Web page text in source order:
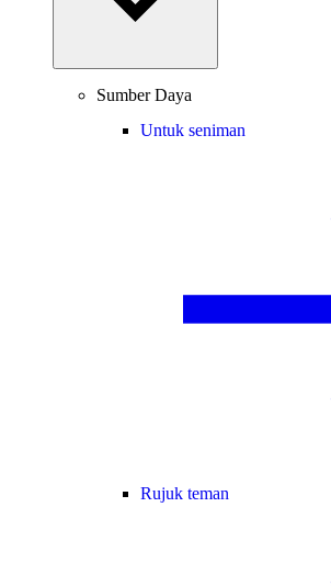
Sumber Daya
Untuk seniman
Rujuk teman